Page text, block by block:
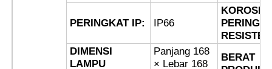
saklar tahan ledakan
PERINGKAT IP: IP66
KOROSI
DIMENSI
LAMPU
Panjang 168
× Lebar 168
BERAT